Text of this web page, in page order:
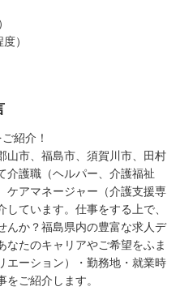
）
紹介！
山市、福島市、須賀川市、田村
介護職（ヘルパー、介護福祉
ケアマネージャー（介護支援専
ています。仕事をする上で、
んか？福島県内の豊富な求人デ
なたのキャリアやご希望をふま
エーション）・勤務地・就業時
ご紹介します。